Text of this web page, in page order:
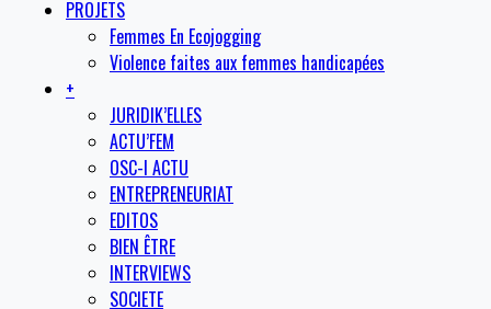
PROJETS
Femmes En Ecojogging
Violence faites aux femmes handicapées
+
JURIDIK’ELLES
ACTU’FEM
OSC-I ACTU
ENTREPRENEURIAT
EDITOS
BIEN ÊTRE
INTERVIEWS
SOCIETE